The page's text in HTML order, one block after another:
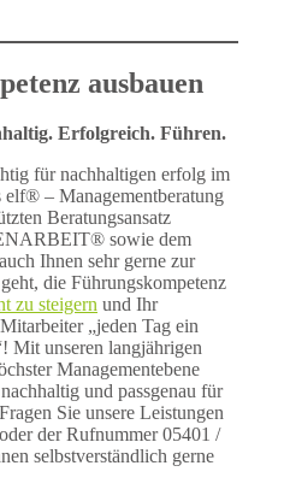
ausbauen
Erfolgreich. Führen.
für nachhaltigen erfolg im
– Managementberatung
Beratungsansatz
sowie dem
Ihnen sehr gerne zur
die Führungskompetenz
zu steigern und Ihr
„jeden Tag ein
Mit unseren langjährigen
Managementebene
und passgenau für
Sie unsere Leistungen
der Rufnummer 05401 /
selbstverständlich gerne